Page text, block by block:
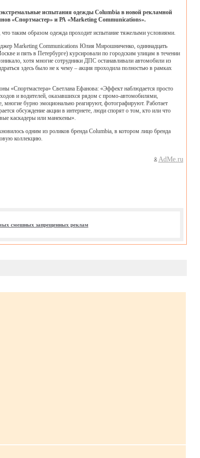
испытания одежды Columbia в новой рекламной
«Спортмастер» и РА «Marketing Communications».
что таким образом одежда проходит испытание тяжелыми условиями.
Marketing Communications Юлия Мирошниченко, одиннадцать
и пять в Петербурге) курсировали по городским улицам в течении
хотя многие сотрудники ДПС останавливали автомобили из
здесь было не к чему – акция проходила полностью в рамках
«Спортмастера» Светлана Ефанова: «Эффект наблюдается просто
и водителей, оказавшихся рядом с промо-автомобилями,
многие бурно эмоционально реагируют, фотографируют. Работает
обсуждение акции в интернете, люди спорят о том, кто или что
каскадеры или манекены».
одним из роликов бренда Columbia, в котором лицо бренда
коллекцию.
AdMe.ru
смешных запрещенных реклам